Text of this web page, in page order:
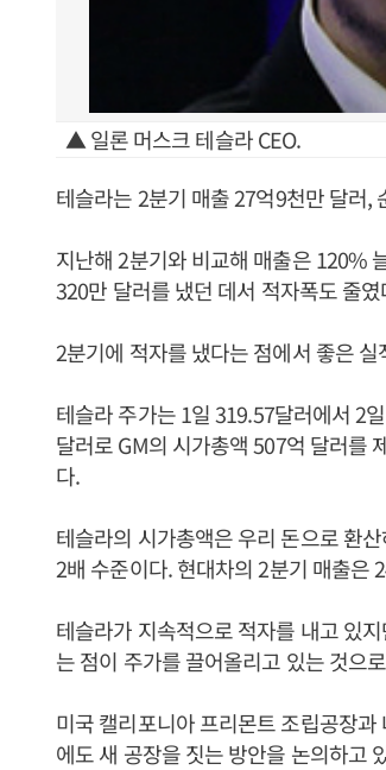
▲ 일론 머스크 테슬라 CEO.
테슬라는 2분기 매출 27억9천만 달러,
지난해 2분기와 비교해 매출은 120%
320만 달러를 냈던 데서 적자폭도 줄였
2분기에 적자를 냈다는 점에서 좋은
테슬라 주가는 1일 319.57달러에서 2
달러로 GM의 시가총액 507억 달러를
다.
테슬라의 시가총액은 우리 돈으로 환
2배 수준이다. 현대차의 2분기 매출은
테슬라가 지속적으로 적자를 내고 있
는 점이 주가를 끌어올리고 있는 것으
미국 캘리포니아 프리몬트 조립공장
에도 새 공장을 짓는 방안을 논의하고